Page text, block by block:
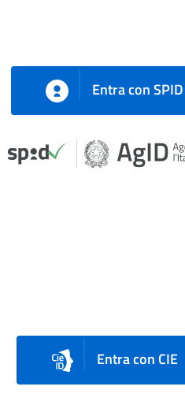
Entra con SPID
Entra con CIE